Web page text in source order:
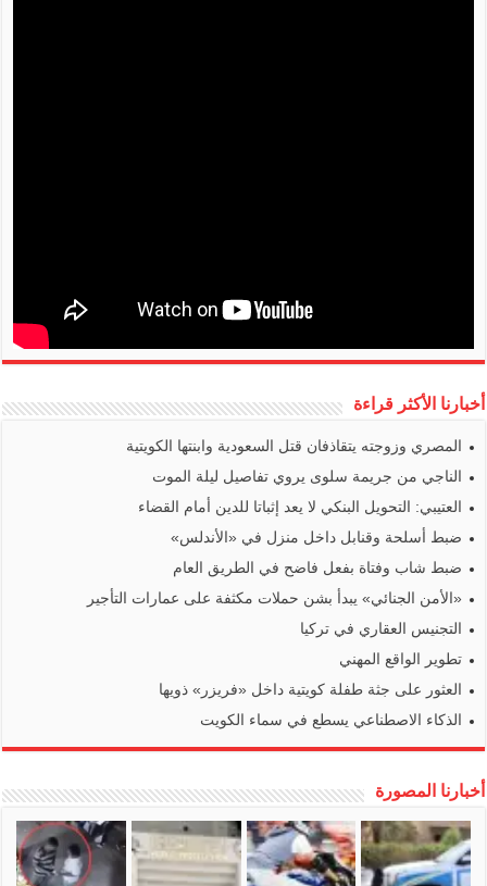
أخبارنا الأكثر قراءة
المصري وزوجته يتقاذفان قتل السعودية وابنتها الكويتية
الناجي من جريمة سلوى يروي تفاصيل ليلة الموت
العتيبي: التحويل البنكي لا يعد إثباتا للدين أمام القضاء
ضبط أسلحة وقنابل داخل منزل في «الأندلس»
ضبط شاب وفتاة بفعل فاضح في الطريق العام
«الأمن الجنائي» يبدأ بشن حملات مكثفة على عمارات التأجير
التجنيس العقاري في تركيا
تطوير الواقع المهني
العثور على جثة طفلة كويتية داخل «فريزر» ذويها
الذكاء الاصطناعي يسطع في سماء الكويت
أخبارنا المصورة